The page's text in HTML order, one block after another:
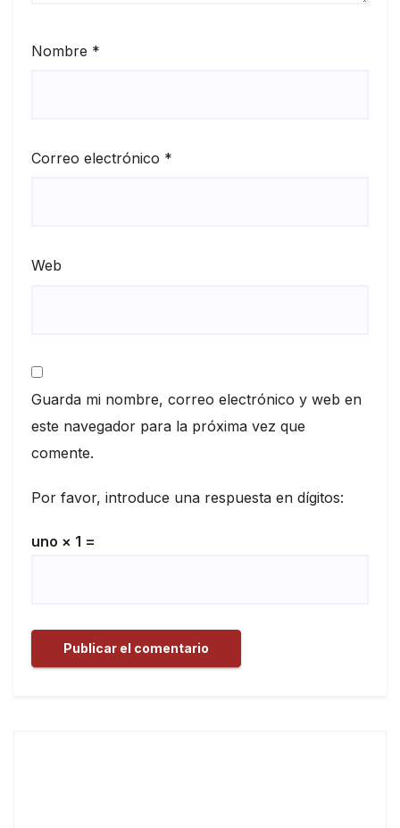
Nombre *
Correo electrónico *
Web
Guarda mi nombre, correo electrónico y web en
este navegador para la próxima vez que
comente.
Por favor, introduce una respuesta en dígitos:
uno × 1 =